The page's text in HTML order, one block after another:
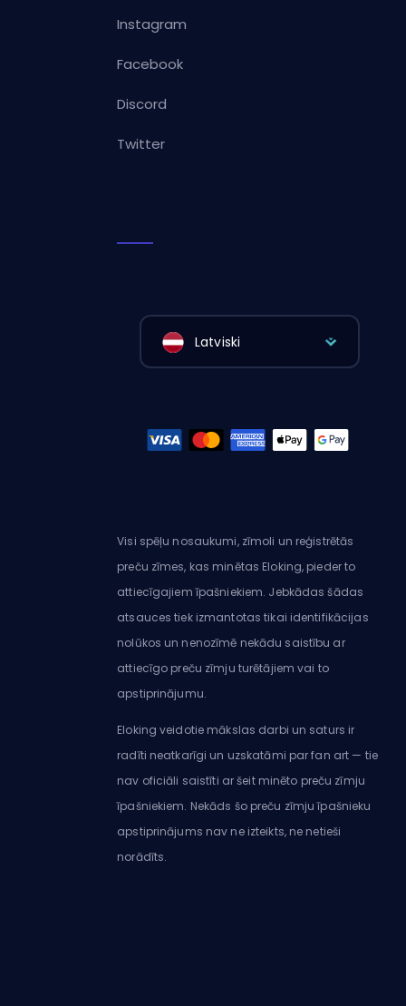
Instagram
Facebook
Discord
Twitter
Latviski
Visi spēļu nosaukumi, zīmoli un reģistrētās
preču zīmes, kas minētas Eloking, pieder to
attiecīgajiem īpašniekiem. Jebkādas šādas
atsauces tiek izmantotas tikai identifikācijas
nolūkos un nenozīmē nekādu saistību ar
attiecīgo preču zīmju turētājiem vai to
apstiprinājumu.
Eloking veidotie mākslas darbi un saturs ir
radīti neatkarīgi un uzskatāmi par fan art — tie
nav oficiāli saistīti ar šeit minēto preču zīmju
īpašniekiem. Nekāds šo preču zīmju īpašnieku
apstiprinājums nav ne izteikts, ne netieši
norādīts.